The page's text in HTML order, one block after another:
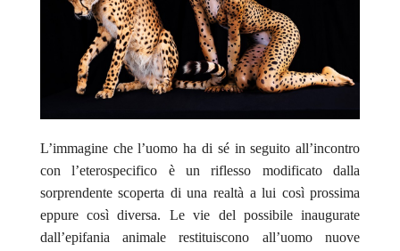
L’immagine che l’uomo ha di sé in seguito all’incontro
con l’eterospecifico è un riflesso modificato dalla
sorprendente scoperta di una realtà a lui così prossima
eppure così diversa. Le vie del possibile inaugurate
dall’epifania animale restituiscono all’uomo nuove